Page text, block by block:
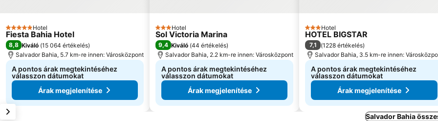
5 Kategória
Hotel
Fiesta Bahia Hotel
8,8 Kiváló (15 064 értékelés)
Salvador Bahia, 5.7 km-re innen: Városközpont
A pontos árak megtekintéséhez
válasszon dátumokat
Árak megjelenítése
3 Kategória
Hotel
Sol Victoria Marina
9,4 Kiváló (44 értékelés)
Salvador Bahia, 2.2 km-re innen: Városközpont
A pontos árak megtekintéséhez
válasszon dátumokat
Árak megjelenítése
3 Kategória
Hotel
HOTEL BIGSTAR
7,1 (1228 értékelés)
Salvador Bahia, 3.5 km-re innen:
A pontos árak megtekintéséhez
válasszon dátumokat
Árak megjelenítése
Salvador Bahia